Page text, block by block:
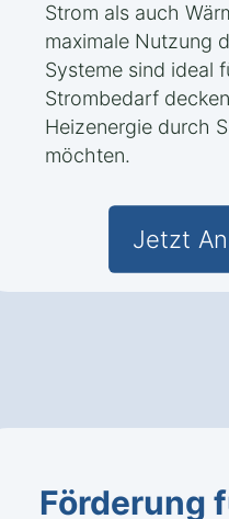
Strom als auch
maximale Nutzung
Systeme sind ideal
Strombedarf
Heizenergie durch
möchten.
Jetzt
Förderung